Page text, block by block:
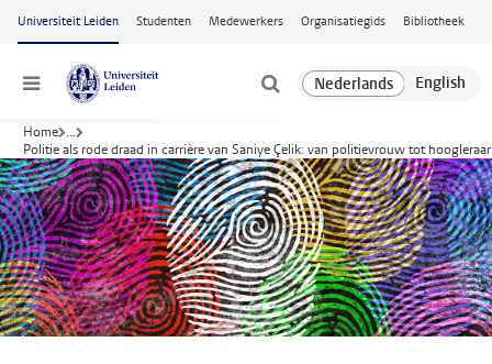
Ga naar hoofdinhoud
Universiteit Leiden Studenten Medewerkers Organisatiegids Bibliotheek
Menu
Home ...
Politie als rode draad in carrière van Saniye Çelik: van politievrouw tot